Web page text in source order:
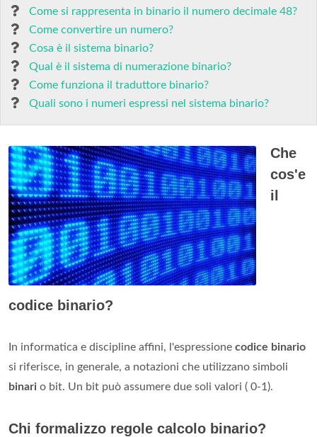
Come si rappresenta in binario il numero decimale 48?
Come convertire un numero?
Cosa è il sistema binario?
Qual è il sistema di numerazione binario?
Come funziona il traduttore binario?
Quali sono i numeri espressi nel sistema binario?
Che
cos'e
il
codice binario?
In informatica e discipline affini, l'espressione codice binario
si riferisce, in generale, a notazioni che utilizzano simboli
binari o bit. Un bit può assumere due soli valori ( 0-1).
Chi formalizzo regole calcolo binario?